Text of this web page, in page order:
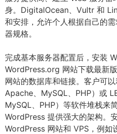
身。DigitalOcean、Vultr 和
和安排，允许个人根据自己的
器规格。
完成基本服务器配置后，安装
WordPress.org 网站下载最新
网站的数据库和链接。客户可
Apache、MySQL、PHP）或
MySQL、PHP）等软件堆栈来
WordPress 提供强大的架构。
WordPress 网站和 VPS，例如